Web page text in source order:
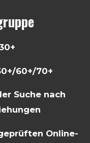
60+/70+
Suche nach
Online-